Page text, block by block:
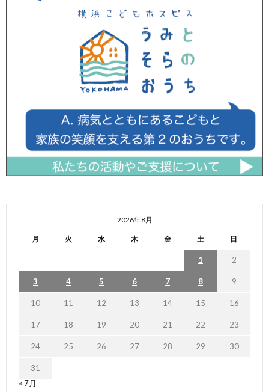
2026年8月
月 火 水 木 金 土 日
1 2
3 4 5 6 7 8 9
10 11 12 13 14 15 16
17 18 19 20 21 22 23
24 25 26 27 28 29 30
31
« 7月